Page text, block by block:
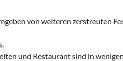
von weiteren zerstreuten
und Restaurant sind in